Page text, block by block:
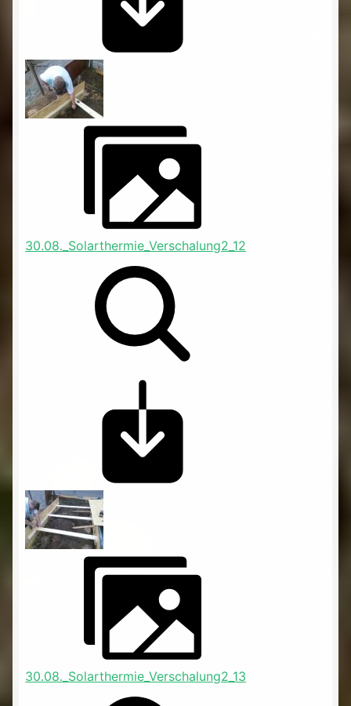
30.08._Solarthermie_Verschalung2_12
30.08._Solarthermie_Verschalung2_13